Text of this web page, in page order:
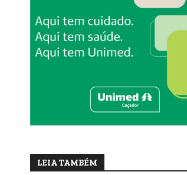
LEIA TAMBÉM